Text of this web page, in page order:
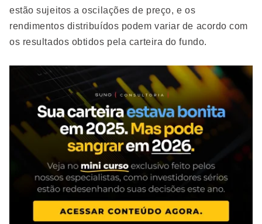
estão sujeitos a oscilações de preço, e os
rendimentos distribuídos podem variar de acordo com
os resultados obtidos pela carteira do fundo.